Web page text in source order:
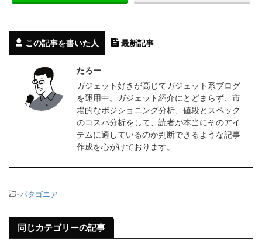
...
この記事を書いた人 最新記事
たろー
ガジェット好きが高じてガジェット系ブログ
を運用中。ガジェット紹介にとどまらず、市
場的なポジショニング分析、値段とスペック
のコスパ分析をして、読者が本当にそのアイ
テムに適しているのか判断できるような記事
作成を心がけております。
-パタゴニア
同じカテゴリーの記事